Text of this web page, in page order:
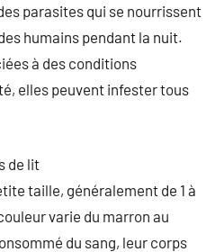
parasites qui se nourrissent
humains pendant la nuit.
à des conditions
elles peuvent infester tous
de lit
taille, généralement de 1 à
varie du marron au
du sang, leur corps